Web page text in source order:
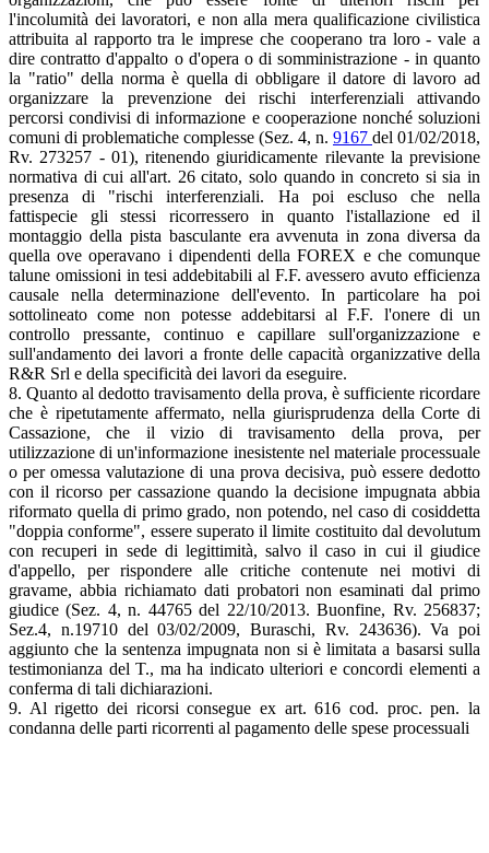
l'incolumità dei lavoratori, e non alla mera qualificazione civilistica
attribuita al rapporto tra le imprese che cooperano tra loro - vale a
dire contratto d'appalto o d'opera o di somministrazione - in quanto
la "ratio" della norma è quella di obbligare il datore di lavoro ad
organizzare la prevenzione dei rischi interferenziali attivando
percorsi condivisi di informazione e cooperazione nonché soluzioni
comuni di problematiche complesse (Sez. 4, n. 9167 del 01/02/2018,
Rv. 273257 - 01), ritenendo giuridicamente rilevante la previsione
normativa di cui all'art. 26 citato, solo quando in concreto si sia in
presenza di "rischi interferenziali. Ha poi escluso che nella
fattispecie gli stessi ricorressero in quanto l'istallazione ed il
montaggio della pista basculante era avvenuta in zona diversa da
quella ove operavano i dipendenti della FOREX e che comunque
talune omissioni in tesi addebitabili al F.F. avessero avuto efficienza
causale nella determinazione dell'evento. In particolare ha poi
sottolineato come non potesse addebitarsi al F.F. l'onere di un
controllo pressante, continuo e capillare sull'organizzazione e
sull'andamento dei lavori a fronte delle capacità organizzative della
R&R Srl e della specificità dei lavori da eseguire.
8. Quanto al dedotto travisamento della prova, è sufficiente ricordare
che è ripetutamente affermato, nella giurisprudenza della Corte di
Cassazione, che il vizio di travisamento della prova, per
utilizzazione di un'informazione inesistente nel materiale processuale
o per omessa valutazione di una prova decisiva, può essere dedotto
con il ricorso per cassazione quando la decisione impugnata abbia
riformato quella di primo grado, non potendo, nel caso di cosiddetta
"doppia conforme", essere superato il limite costituito dal devolutum
con recuperi in sede di legittimità, salvo il caso in cui il giudice
d'appello, per rispondere alle critiche contenute nei motivi di
gravame, abbia richiamato dati probatori non esaminati dal primo
giudice (Sez. 4, n. 44765 del 22/10/2013. Buonfine, Rv. 256837;
Sez.4, n.19710 del 03/02/2009, Buraschi, Rv. 243636). Va poi
aggiunto che la sentenza impugnata non si è limitata a basarsi sulla
testimonianza del T., ma ha indicato ulteriori e concordi elementi a
conferma di tali dichiarazioni.
9. Al rigetto dei ricorsi consegue ex art. 616 cod. proc. pen. la
condanna delle parti ricorrenti al pagamento delle spese processuali